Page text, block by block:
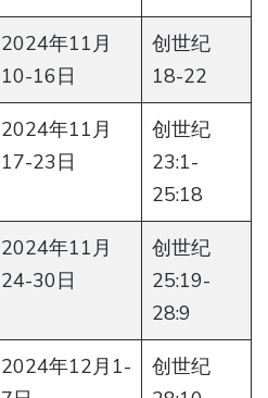
2024年11月
10-16日
创世纪
18-22
2024年11月
17-23日
创世纪
23:1-
25:18
2024年11月
24-30日
创世纪
25:19-
28:9
2024年12月1-
创世纪